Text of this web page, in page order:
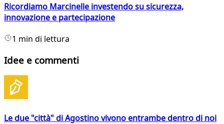
Ricordiamo Marcinelle investendo su sicurezza,
innovazione e partecipazione
1 min di lettura
Idee e commenti
Le due "città" di Agostino vivono entrambe dentro di noi